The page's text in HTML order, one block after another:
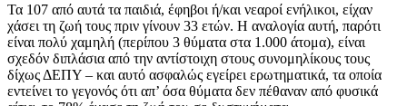
Τα 107 από αυτά τα παιδιά, έφηβοι ή/και νεαροί ενήλικοι, είχαν
χάσει τη ζωή τους πριν γίνουν 33 ετών. Η αναλογία αυτή, παρότι
είναι πολύ χαμηλή (περίπου 3 θύματα στα 1.000 άτομα), είναι
σχεδόν διπλάσια από την αντίστοιχη στους συνομηλίκους τους
δίχως ΔΕΠΥ – και αυτό ασφαλώς εγείρει ερωτηματικά, τα οποία
εντείνει το γεγονός ότι απ’ όσα θύματα δεν πέθαναν από φυσικά